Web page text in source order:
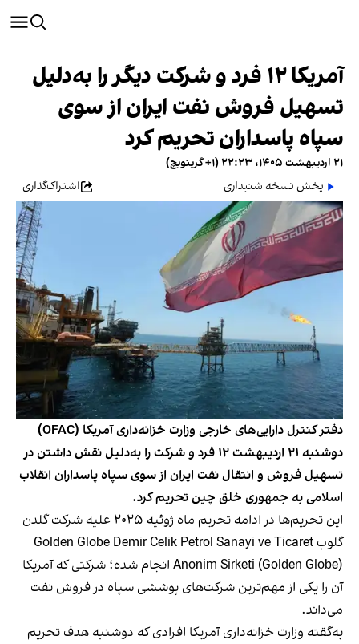
آمریکا ۱۲ فرد و شرکت دیگر را به‌دلیل
تسهیل فروش نفت ایران از سوی
سپاه پاسداران تحریم کرد
۲۱ اردیبهشت ۱۴۰۵، ۲۲:۲۳ (‎+۱ گرینویچ)
پخش نسخه شنیداری
اشتراک‌گذاری
دفتر کنترل دارایی‌های خارجی وزارت خزانه‌داری آمریکا (OFAC)
دوشنبه ۲۱ اردیبهشت ۱۲ فرد و شرکت را به‌دلیل نقش داشتن در
تسهیل فروش و انتقال نفت ایران از سوی سپاه پاسداران انقلاب
اسلامی به جمهوری خلق چین تحریم کرد.
این تحریم‌ها در ادامه تحریم ماه ژوئیه ۲۰۲۵ علیه شرکت گلدن
گلوب Golden Globe Demir Celik Petrol Sanayi ve Ticaret
Anonim Sirketi (Golden Globe) انجام شده؛ شرکتی که آمریکا
آن را یکی از مهم‌ترین شرکت‌های پوششی سپاه در فروش نفت
می‌داند.
به‌گقته وزارت خزانه‌داری آمریکا افرادی که دوشنبه هدف تحریم